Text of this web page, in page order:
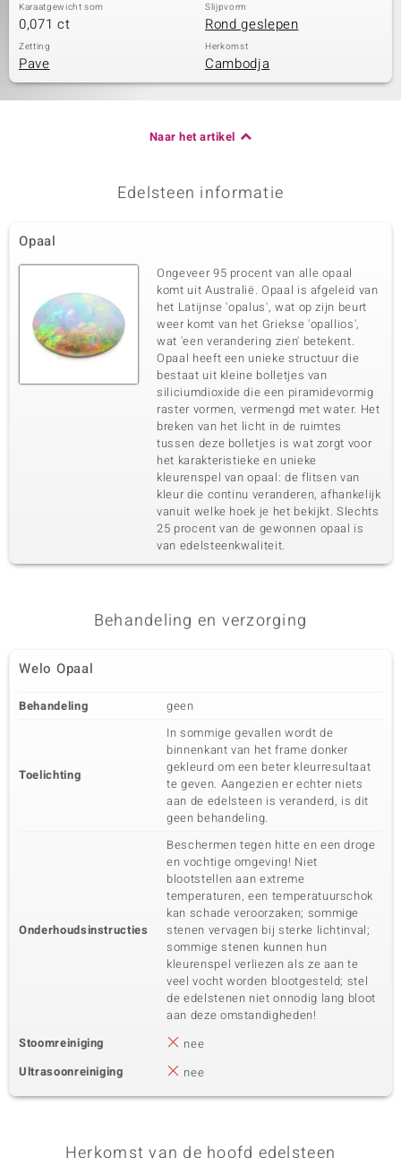
Karaatgewicht som
0,071 ct
Slijpvorm
Rond geslepen
Zetting
Pave
Herkomst
Cambodja
Naar het artikel
Edelsteen informatie
Opaal
Ongeveer 95 procent van alle opaal
komt uit Australië. Opaal is afgeleid van
het Latijnse 'opalus', wat op zijn beurt
weer komt van het Griekse 'opallios',
wat 'een verandering zien' betekent.
Opaal heeft een unieke structuur die
bestaat uit kleine bolletjes van
siliciumdioxide die een piramidevormig
raster vormen, vermengd met water. Het
breken van het licht in de ruimtes
tussen deze bolletjes is wat zorgt voor
het karakteristieke en unieke
kleurenspel van opaal: de flitsen van
kleur die continu veranderen, afhankelijk
vanuit welke hoek je het bekijkt. Slechts
25 procent van de gewonnen opaal is
van edelsteenkwaliteit.
Behandeling en verzorging
Welo Opaal
Behandeling geen
Toelichting
In sommige gevallen wordt de
binnenkant van het frame donker
gekleurd om een beter kleurresultaat
te geven. Aangezien er echter niets
aan de edelsteen is veranderd, is dit
geen behandeling.
Onderhoudsinstructies
Beschermen tegen hitte en een droge
en vochtige omgeving! Niet
blootstellen aan extreme
temperaturen, een temperatuurschok
kan schade veroorzaken; sommige
stenen vervagen bij sterke lichtinval;
sommige stenen kunnen hun
kleurenspel verliezen als ze aan te
veel vocht worden blootgesteld; stel
de edelstenen niet onnodig lang bloot
aan deze omstandigheden!
Stoomreiniging
nee
Ultrasoonreiniging
nee
Herkomst van de hoofd edelsteen